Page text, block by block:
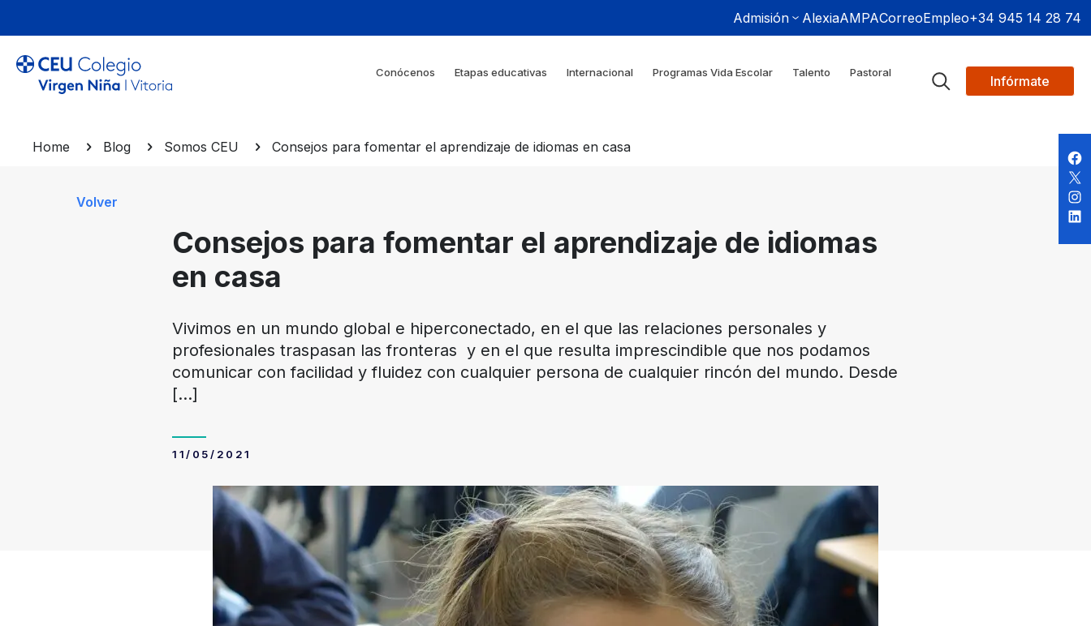
Admisión AlexiaAMPACorreoEmpleo+34 945 14 28 74
Conócenos Etapas educativas Internacional Programas Vida Escolar Talento Pastoral
Infórmate
Home Blog Somos CEU Consejos para fomentar el aprendizaje de idiomas en casa
Volver
Consejos para fomentar el aprendizaje de idiomas
en casa
Vivimos en un mundo global e hiperconectado, en el que las relaciones personales y
profesionales traspasan las fronteras y en el que resulta imprescindible que nos podamos
comunicar con facilidad y fluidez con cualquier persona de cualquier rincón del mundo. Desde
[…]
11/05/2021